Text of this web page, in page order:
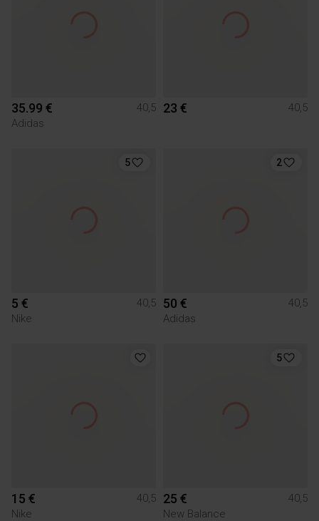
35.99 €
40,5
Adidas
23 € 40,5
5
5 €
40,5
Nike
2
50 €
40,5
Adidas
15 €
40,5
Nike
5
25 €
40,5
New Balance